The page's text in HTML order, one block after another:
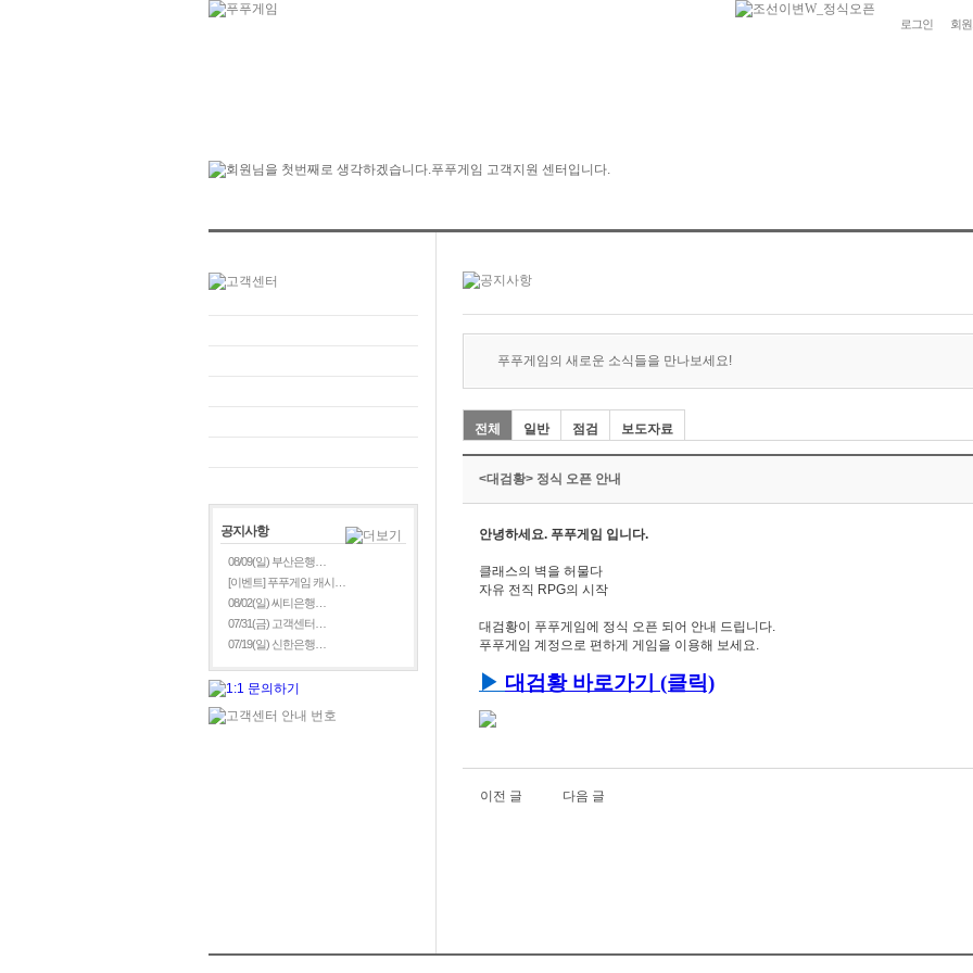
로그인 회
공지사항
08/09(일) 부산은행…
[이벤트] 푸푸게임 캐시…
08/02(일) 씨티은행…
07/31(금) 고객센터…
07/19(일) 신한은행…
푸푸게임의 새로운 소식들을 만나보세요!
전체 일반 점검 보도자료
<대검황> 정식 오픈 안내
안녕하세요. 푸푸게임 입니다.
클래스의 벽을 허물다
자유 전직 RPG의 시작
대검황이 푸푸게임에 정식 오픈 되어 안내 드립니다.
푸푸게임 계정으로 편하게 게임을 이용해 보세요.
▶ 대검황 바로가기 (클릭)
이전 글 다음 글